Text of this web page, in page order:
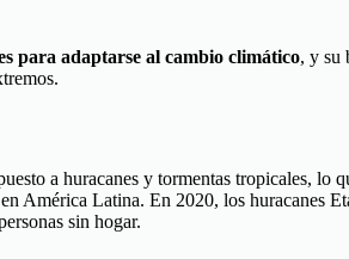
para adaptarse al cambio climático, y su
a huracanes y tormentas tropicales, lo
América Latina. En 2020, los huracanes
sin hogar.